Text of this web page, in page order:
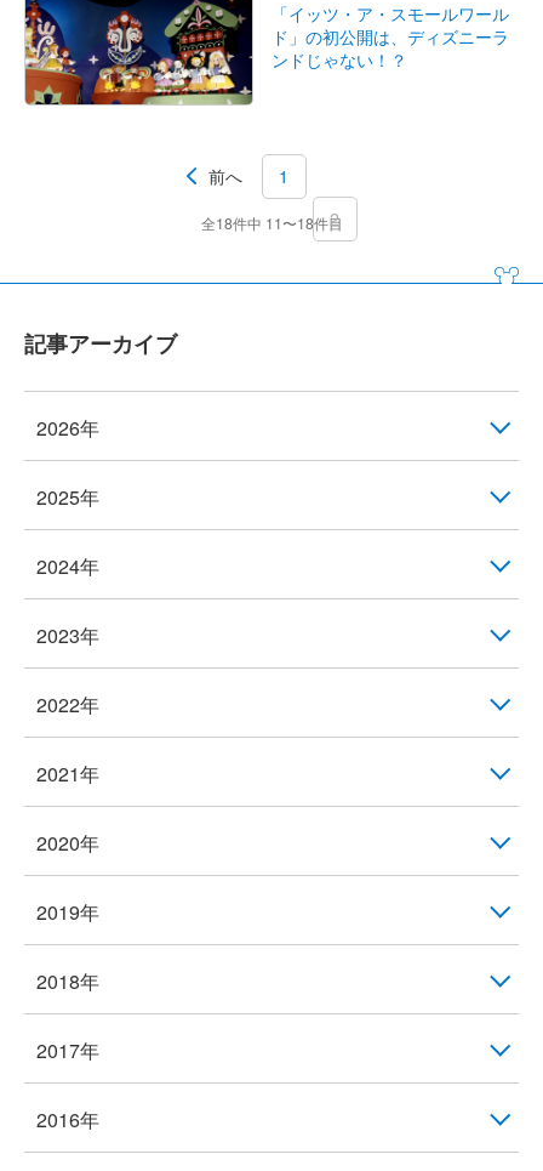
「イッツ・ア・スモールワール
ド」の初公開は、ディズニーラ
ンドじゃない！？
前へ
1
2
全18件中 11〜18件目
記事アーカイブ
2026年
2025年
2024年
2023年
2022年
2021年
2020年
2019年
2018年
2017年
2016年